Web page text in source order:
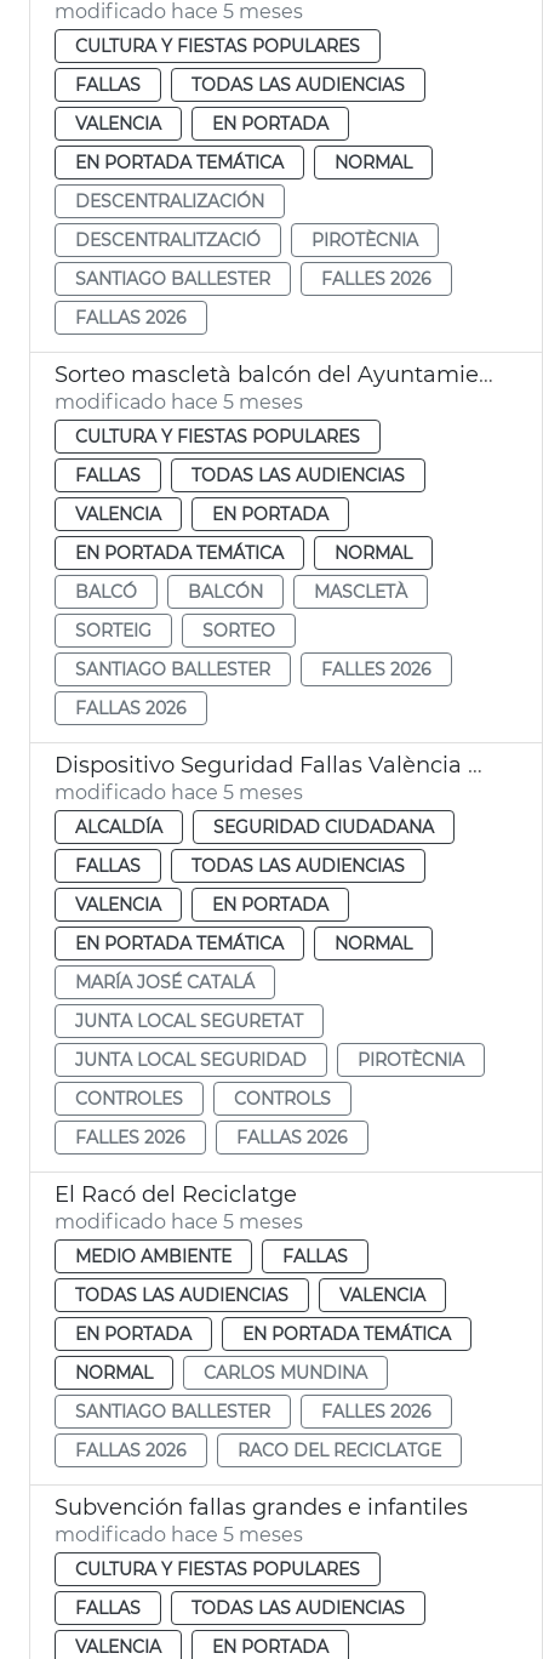
modificado hace 5 meses
CULTURA Y FIESTAS POPULARES
FALLAS
TODAS LAS AUDIENCIAS
VALENCIA
EN PORTADA
EN PORTADA TEMÁTICA
NORMAL
DESCENTRALIZACIÓN
DESCENTRALITZACIÓ
PIROTÈCNIA
SANTIAGO BALLESTER
FALLES 2026
FALLAS 2026
Sorteo mascletà balcón del Ayuntamiento València
modificado hace 5 meses
CULTURA Y FIESTAS POPULARES
FALLAS
TODAS LAS AUDIENCIAS
VALENCIA
EN PORTADA
EN PORTADA TEMÁTICA
NORMAL
BALCÓ
BALCÓN
MASCLETÀ
SORTEIG
SORTEO
SANTIAGO BALLESTER
FALLES 2026
FALLAS 2026
Dispositivo Seguridad Fallas València 2026
modificado hace 5 meses
ALCALDÍA
SEGURIDAD CIUDADANA
FALLAS
TODAS LAS AUDIENCIAS
VALENCIA
EN PORTADA
EN PORTADA TEMÁTICA
NORMAL
MARÍA JOSÉ CATALÁ
JUNTA LOCAL SEGURETAT
JUNTA LOCAL SEGURIDAD
PIROTÈCNIA
CONTROLES
CONTROLS
FALLES 2026
FALLAS 2026
El Racó del Reciclatge
modificado hace 5 meses
MEDIO AMBIENTE
FALLAS
TODAS LAS AUDIENCIAS
VALENCIA
EN PORTADA
EN PORTADA TEMÁTICA
NORMAL
CARLOS MUNDINA
SANTIAGO BALLESTER
FALLES 2026
FALLAS 2026
RACO DEL RECICLATGE
Subvención fallas grandes e infantiles
modificado hace 5 meses
CULTURA Y FIESTAS POPULARES
FALLAS
TODAS LAS AUDIENCIAS
VALENCIA
EN PORTADA